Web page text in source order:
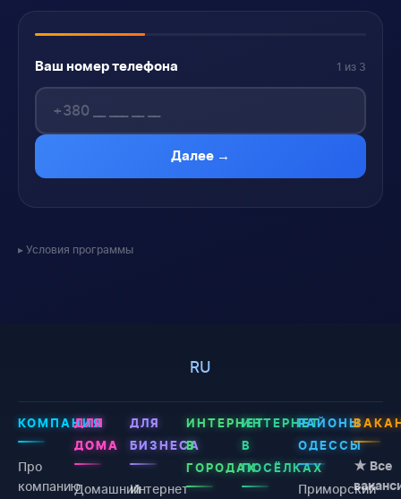
Ваш номер телефона 1 из 3
Далее →
Условия программы
RU
КОМПАНИЯ
Про
компанию
ДЛЯ
ДОМА
Домашний
ДЛЯ
БИЗНЕСА
Интернет
ИНТЕРНЕТ
В
ГОРОДАХ
ИНТЕРНЕТ
В
ПОСЁЛКАХ
РАЙОНЫ
ОДЕССЫ
Приморский
★ Все